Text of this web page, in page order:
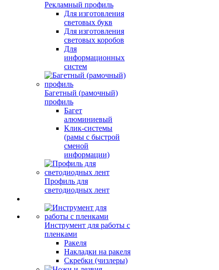
Рекламный профиль
Для изготовления
световых букв
Для изготовления
световых коробов
Для
информационных
систем
Багетный (рамочный)
профиль
Багет
алюминиевый
Клик-системы
(рамы с быстрой
сменой
информации)
Профиль для
светодиодных лент
Инструмент для работы с
пленками
Ракеля
Накладки на ракеля
Скребки (чизлеры)